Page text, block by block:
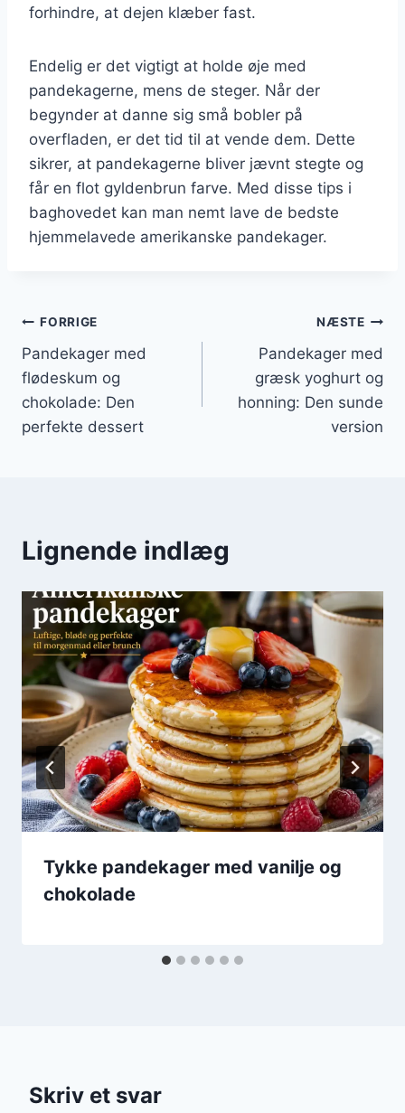
forhindre, at dejen klæber fast.
Endelig er det vigtigt at holde øje med
pandekagerne, mens de steger. Når der
begynder at danne sig små bobler på
overfladen, er det tid til at vende dem. Dette
sikrer, at pandekagerne bliver jævnt stegte og
får en flot gyldenbrun farve. Med disse tips i
baghovedet kan man nemt lave de bedste
hjemmelavede amerikanske pandekager.
Indlægsnavigation
FORRIGE
Pandekager med
flødeskum og
chokolade: Den
perfekte dessert
NÆSTE
Pandekager med
græsk yoghurt og
honning: Den sunde
version
Lignende indlæg
Tykke pandekager med vanilje og
chokolade
Skriv et svar